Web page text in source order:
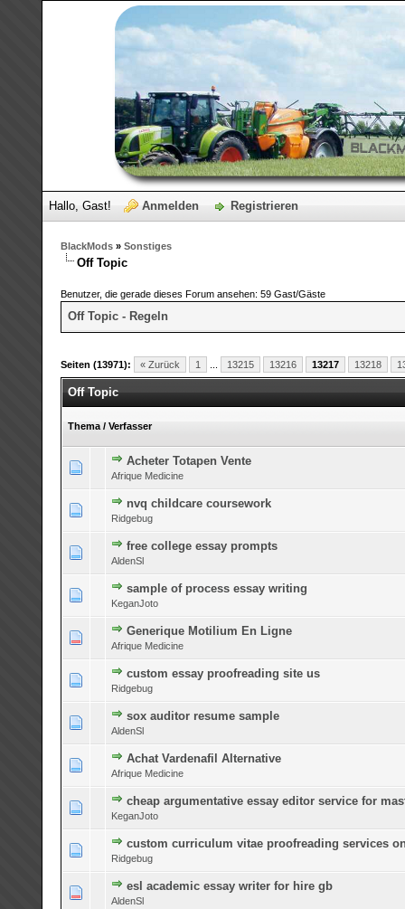
Hallo, Gast! Anmelden Registrieren
BlackMods» Sonstiges
Off Topic
Benutzer, die gerade dieses Forum ansehen: 59 Gast/Gäste
Off Topic - Regeln
Seiten (13971): « Zurück 1 13215 13216 13217 13218
Off Topic
Thema / Verfasser
Acheter Totapen Vente
Afrique Medicine
0 Bewertung(en) - 0 von 5 durchschnittlich
1234 5
nvq childcare coursework
Ridgebug
0 Bewertung(en) - 0 von 5 durchschnittlich
12345
free college essay prompts
AldenSl
0 Bewertung(en) - 0 von 5 durchschnittlich
12345
sample of process essay writing
KeganJoto
0 Bewertung(en) - 0 von 5 durchschnittlich
12345
Generique Motilium En Ligne
Afrique Medicine
0 Bewertung(en) - 0 von 5 durchschnittlich
12 345
custom essay proofreading site us
Ridgebug
0 Bewertung(en) - 0 von 5 durchschnittlich
12345
sox auditor resume sample
AldenSl
0 Bewertung(en) - 0 von 5 durchschnittlich
12345
Achat Vardenafil Alternative
Afrique Medicine
0 Bewertung(en) - 0 von 5 durchschnittlich
12 345
cheap argumentative essay editor service for
KeganJoto
0 Bewertung(en) - 0 von 5 durchschnittlich
12345
custom curriculum vitae proofreading services
Ridgebug
0 Bewertung(en) - 0 von 5 durchschnittlich
12345
esl academic essay writer for hire gb
AldenSl
0 Bewertung(en) - 0 von 5 durchschnittlich
12345